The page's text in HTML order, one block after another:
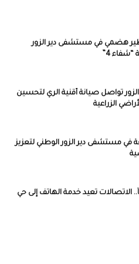
تنظير هضمي في مستشفى دير الزور
4”
الزور تواصل صيانة أقنية الري لتحسين
الزراعية
مستشفى دير الزور الوطني لتعزيز
14 عاماً.. الاتصالات تعيد خدمة الهاتف إلى حي